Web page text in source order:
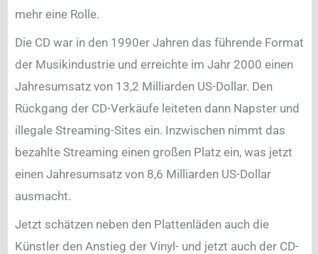
mehr eine Rolle.
Die CD war in den 1990er Jahren das führende Format
der Musikindustrie und erreichte im Jahr 2000 einen
Jahresumsatz von 13,2 Milliarden US-Dollar. Den
Rückgang der CD-Verkäufe leiteten dann Napster und
illegale Streaming-Sites ein. Inzwischen nimmt das
bezahlte Streaming einen großen Platz ein, was jetzt
einen Jahresumsatz von 8,6 Milliarden US-Dollar
ausmacht.
Jetzt schätzen neben den Plattenläden auch die
Künstler den Anstieg der Vinyl- und jetzt auch der CD-